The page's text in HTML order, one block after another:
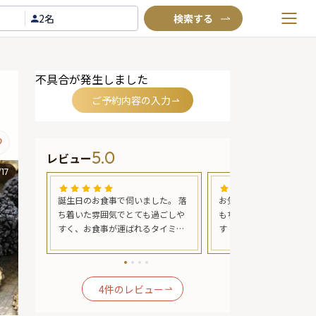
2名
TOP
よくあるご質問
お問い合わせ
17
不具合が発生しました
ご予約内容の入力
レビュー5.0
文し
ラン
で絶
って
ース
待つ
囲気
か無
と利
誕生日のお食事で伺いました。 落
ち着いた雰囲気でとても過ごしや
すく、お食事が運ばれるタイミン
だくワインは、そのままとお食事
り楽しいひとときでした。 シェフ
との会話も楽しめます。 食後のカ
お気に入りのお店 コー
もちょうどよく 全て美
す！ プリンは苦手なんですが ここ
4件のレビュー